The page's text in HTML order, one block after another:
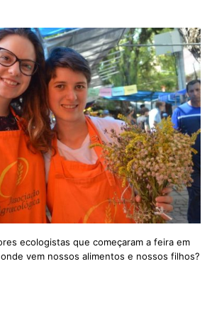
ecologistas que começaram a feira em
vem nossos alimentos e nossos filhos?